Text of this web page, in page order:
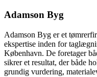
Adamson Byg
Adamson Byg er et
ekspertise inden for
København. De foretager
sikrer et resultat, der både
grundig vurdering,